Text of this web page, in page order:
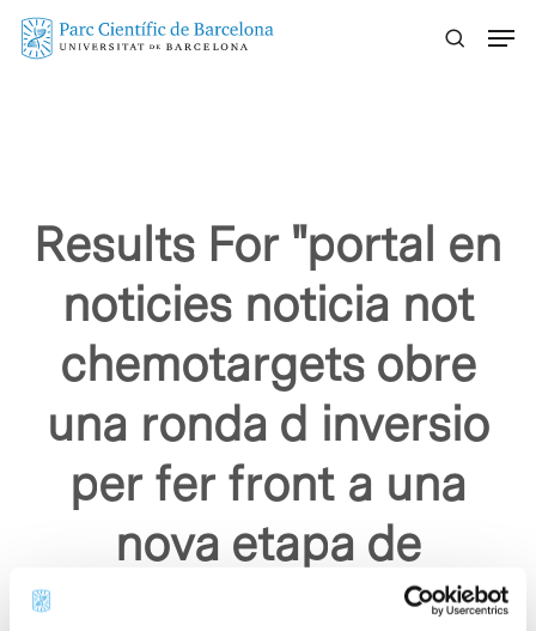
Skip
Results For "portal en
noticies noticia not
chemotargets obre
una ronda d inversio
per fer front a una
nova etapa de